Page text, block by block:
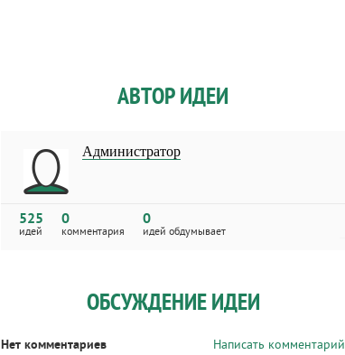
АВТОР ИДЕИ
Администратор
525
идей
0
комментария
0
идей обдумывает
ОБСУЖДЕНИЕ ИДЕИ
Написать комментарий
Нет комментариев